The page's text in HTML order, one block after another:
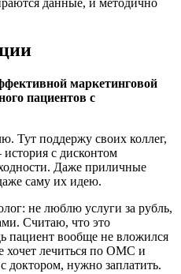
маркетинговой
пациентов с
Тут поддержу своих коллег,
с дисконтом
Даже приличные
саму их идею.
не люблю услуги за рубль,
Считаю, что это
пациент вообще не вложился
хочет лечиться по ОМС и
доктором, нужно заплатить.